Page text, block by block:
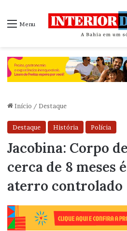
Menu
Início / Destaque
Destaque História Polícia
Jacobina: Corpo
cerca de 8 meses
aterro controlado